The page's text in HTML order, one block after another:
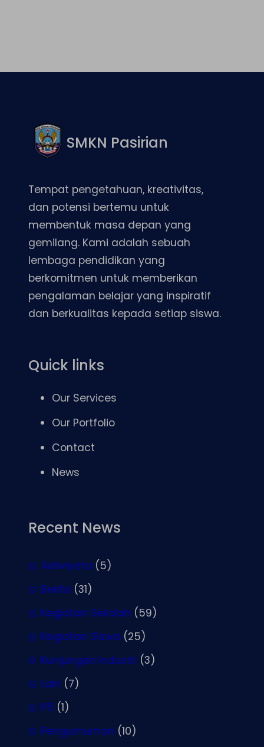
SMKN Pasirian
Tempat pengetahuan, kreativitas,
dan potensi bertemu untuk
membentuk masa depan yang
gemilang. Kami adalah sebuah
lembaga pendidikan yang
berkomitmen untuk memberikan
pengalaman belajar yang inspiratif
dan berkualitas kepada setiap siswa.
Quick links
Our Services
Our Portfolio
Contact
News
Recent News
Adiwiyata (5)
Berita (31)
Kegiatan Sekolah (59)
Kegiatan Siswa (25)
Kunjungan Industri (3)
Lain (7)
P5 (1)
Pengumuman (10)